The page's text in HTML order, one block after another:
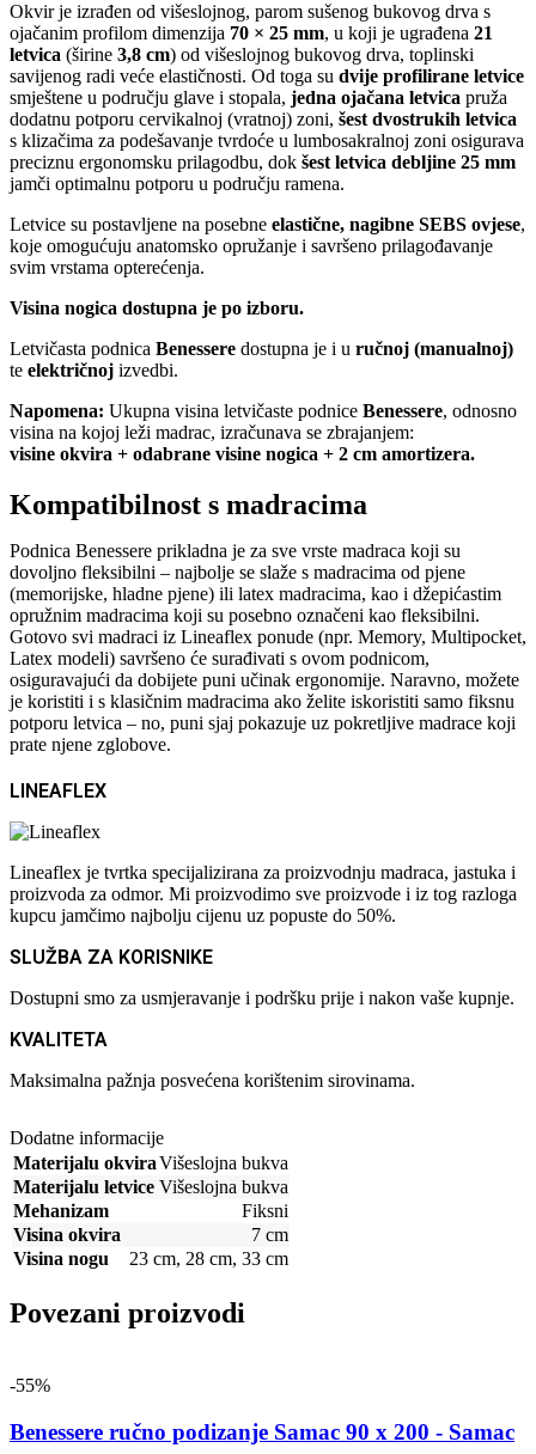
Okvir je izrađen od višeslojnog, parom sušenog bukovog drva s
ojačanim profilom dimenzija 70 × 25 mm, u koji je ugrađena 21
letvica (širine 3,8 cm) od višeslojnog bukovog drva, toplinski
savijenog radi veće elastičnosti. Od toga su dvije profilirane letvice
smještene u području glave i stopala, jedna ojačana letvica pruža
dodatnu potporu cervikalnoj (vratnoj) zoni, šest dvostrukih letvica
s klizačima za podešavanje tvrdoće u lumbosakralnoj zoni osigurava
preciznu ergonomsku prilagodbu, dok šest letvica debljine 25 mm
jamči optimalnu potporu u području ramena.
Letvice su postavljene na posebne elastične, nagibne SEBS ovjese,
koje omogućuju anatomsko opružanje i savršeno prilagođavanje
svim vrstama opterećenja.
Visina nogica dostupna je po izboru.
Letvičasta podnica Benessere dostupna je i u ručnoj (manualnoj)
te električnoj izvedbi.
Napomena: Ukupna visina letvičaste podnice Benessere, odnosno
visina na kojoj leži madrac, izračunava se zbrajanjem:
visine okvira + odabrane visine nogica + 2 cm amortizera.
Kompatibilnost s madracima
Podnica Benessere prikladna je za sve vrste madraca koji su
dovoljno fleksibilni – najbolje se slaže s madracima od pjene
(memorijske, hladne pjene) ili latex madracima, kao i džepićastim
opružnim madracima koji su posebno označeni kao fleksibilni.
Gotovo svi madraci iz Lineaflex ponude (npr. Memory, Multipocket,
Latex modeli) savršeno će surađivati s ovom podnicom,
osiguravajući da dobijete puni učinak ergonomije. Naravno, možete
je koristiti i s klasičnim madracima ako želite iskoristiti samo fiksnu
potporu letvica – no, puni sjaj pokazuje uz pokretljive madrace koji
prate njene zglobove.
LINEAFLEX
Lineaflex je tvrtka specijalizirana za proizvodnju madraca, jastuka i
proizvoda za odmor. Mi proizvodimo sve proizvode i iz tog razloga
kupcu jamčimo najbolju cijenu uz popuste do 50%.
SLUŽBA ZA KORISNIKE
Dostupni smo za usmjeravanje i podršku prije i nakon vaše kupnje.
KVALITETA
Maksimalna pažnja posvećena korištenim sirovinama.
Dodatne informacije
Materijalu okviraVišeslojna bukva
Materijalu letvice Višeslojna bukva
Mehanizam
Fiksni
Visina okvira
7 cm
Visina nogu
23 cm, 28 cm, 33 cm
Povezani proizvodi
-55%
Benessere ručno podizanje Samac 90 x 200 - Samac